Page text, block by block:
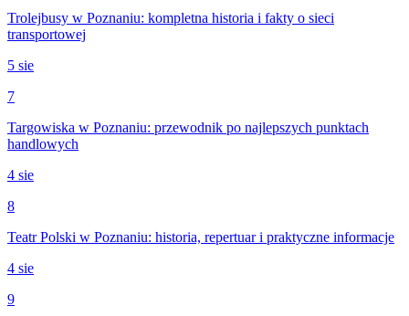
Trolejbusy w Poznaniu: kompletna historia i fakty o sieci
transportowej
5 sie
7
Targowiska w Poznaniu: przewodnik po najlepszych punktach
handlowych
4 sie
8
Teatr Polski w Poznaniu: historia, repertuar i praktyczne informacje
4 sie
9